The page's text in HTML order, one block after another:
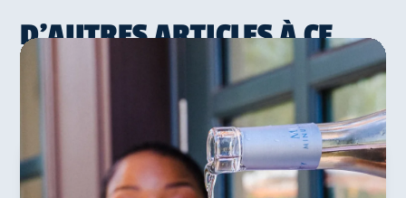
D'AUTRES ARTICLES À CE